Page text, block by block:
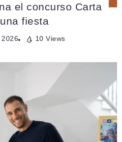
el concurso Carta
fiesta
2026 10 Views